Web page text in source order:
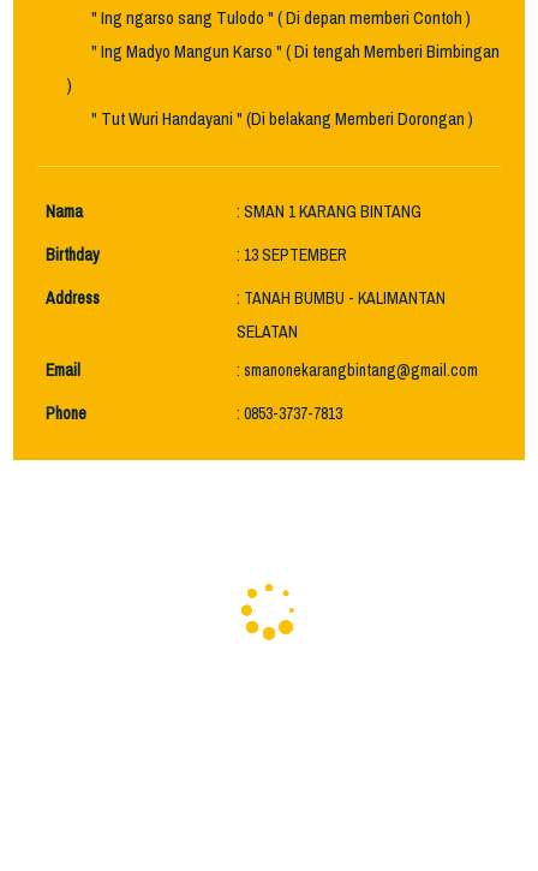
" Ing ngarso sang Tulodo " ( Di depan memberi Contoh )
" Ing Madyo Mangun Karso " ( Di tengah Memberi Bimbingan
)
" Tut Wuri Handayani " (Di belakang Memberi Dorongan )
Nama
: SMAN 1 KARANG BINTANG
Birthday
: 13 SEPTEMBER
Address
: TANAH BUMBU - KALIMANTAN
SELATAN
Email
: smanonekarangbintang@gmail.com
Phone
: 0853-3737-7813